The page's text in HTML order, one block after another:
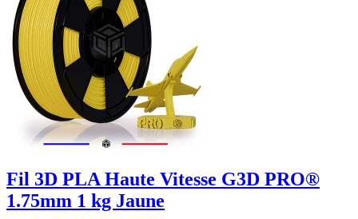
Fil 3D PLA Haute Vitesse G3D PRO®
1.75mm 1 kg Jaune